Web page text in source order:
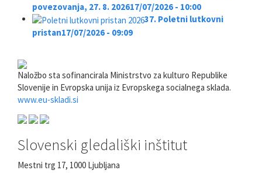
povezovanja, 27. 8. 202617/07/2026 - 10:00
37. Poletni lutkovni
pristan17/07/2026 - 09:09
Naložbo sta sofinancirala Ministrstvo za kulturo Republike
Slovenije in Evropska unija iz Evropskega socialnega sklada.
www.eu-skladi.si
Slovenski gledališki inštitut
Mestni trg 17, 1000 Ljubljana